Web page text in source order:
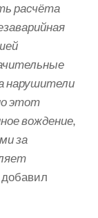
расчёта
нарушители
этот
вождение,
за
добавил